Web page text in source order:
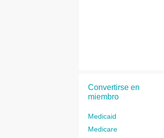
Convertirse en
miembro
Medicaid
Medicare